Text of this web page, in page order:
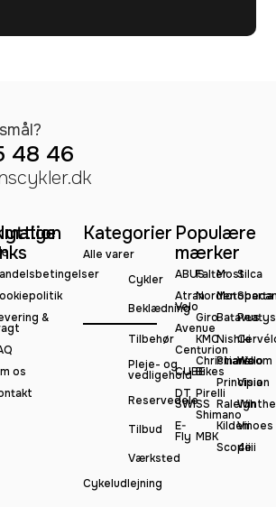
48 46
&
os
Kategorier
Alle varer
Cykler
Beklædning
Tilbehør
Pleje- og
vedligehold
Reservedele
Tilbud
Værksted
Cykeludlejning
Populære
mærker
ABUS
Atran
Velo
Avenue
Centurion
CUBE
DT
SWISS
E-
Fly
Falter
Norden
Giro
KMC
Christiania
Bikes
Pirelli
Shimano
MBK
Most
Batavus
Nishiki
Pinarello
Principia
Raleigh
Kildemoes
Scope
Silca
Sparta
Peatys
Woom
Vision
Vii
4iiii